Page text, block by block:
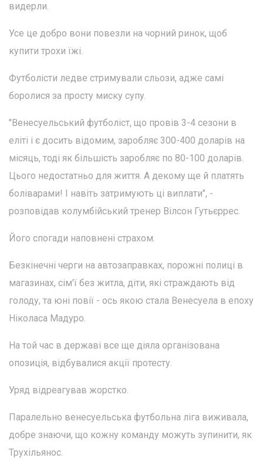
видерли.
Усе це добро вони повезли на чорний ринок, щоб
купити трохи їжі.
Футболісти ледве стримували сльози, адже самі
боролися за просту миску супу.
"Венесуельський футболіст, що провів 3-4 сезони в
еліті і є досить відомим, заробляє 300-400 доларів на
місяць, тоді як більшість заробляє по 80-100 доларів.
Цього недостатньо для життя. А декому ще й платять
боліварами! І навіть затримують ці виплати", -
розповідав колумбійський тренер Вілсон Гутьєррес.
Його спогади наповнені страхом.
Безкінечні черги на автозаправках, порожні полиці в
магазинах, сім'ї без житла, діти, які страждають від
голоду, та юні повії - ось якою стала Венесуела в епоху
Ніколаса Мадуро.
На той час в державі все ще діяла організована
опозиція, відбувалися акції протесту.
Уряд відреагував жорстко.
Паралельно венесуельська футбольна ліга виживала,
добре знаючи, що кожну команду можуть зупинити, як
Трухільянос.